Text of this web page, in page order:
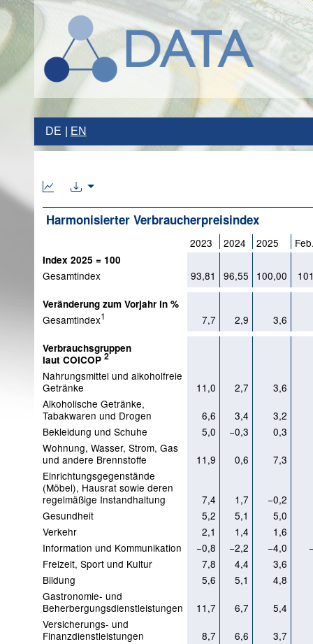
DE EN
Harmonisierter Verbraucherpreisindex
2023 2024 2025
Index 2025 = 100
Gesamtindex 93,81 96,55 100,00
Veränderung zum Vorjahr in %
Gesamtindex1 7,7 2,9 3,6
Verbrauchsgruppen
laut COICOP 2
Nahrungsmittel und alkoholfreie
Getränke
11,0 2,7
3,6
Alkoholische Getränke,
Tabakwaren und Drogen
6,6 3,4
3,2
Bekleidung und Schuhe
5,0 −0,3
0,3
Wohnung, Wasser, Strom, Gas
und andere Brennstoffe
11,9 0,6
7,3
Einrichtungsgegenstände
(Möbel), Hausrat sowie deren
regelmäßige Instandhaltung
7,4 1,7
−0,2
Gesundheit
5,2 5,1
5,0
Verkehr
2,1 1,4
1,6
Information und Kommunikation
−0,8 −2,2 −4,0
Freizeit, Sport und Kultur
7,8 4,4
3,6
Bildung
5,6 5,1
4,8
Gastronomie- und
Beherbergungsdienstleistungen
11,7 6,7
5,4
Versicherungs- und
Finanzdienstleistungen
8,7 6,6
3,7